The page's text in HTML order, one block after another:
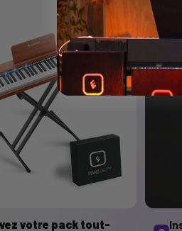
votre pack tout-